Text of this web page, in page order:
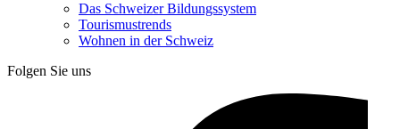
Das Schweizer Bildungssystem
Tourismustrends
Wohnen in der Schweiz
Folgen Sie uns